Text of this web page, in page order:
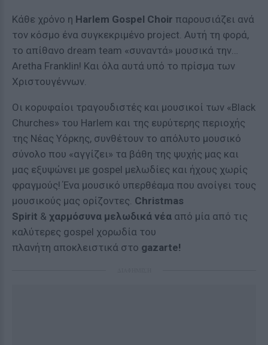
Κάθε χρόνο η Harlem Gospel Choir παρουσιάζει ανά
τον κόσμο ένα συγκεκριμένο project. Αυτή τη φορά,
το απίθανο dream team «συναντά» μουσικά την…
Aretha Franklin! Και όλα αυτά υπό το πρίσμα των
Χριστουγέννων.
Οι κορυφαίοι τραγουδιστές και μουσικοί των «Black
Churches» του Harlem και της ευρύτερης περιοχής
της Νέας Υόρκης, συνθέτουν το απόλυτο μουσικό
σύνολο που «αγγίζει» τα βάθη της ψυχής μας και
μας εξυψώνει με gospel μελωδίες και ήχους χωρίς
φραγμούς! Ένα μουσικό υπερθέαμα που ανοίγει τους
μουσικούς μας ορίζοντες. Christmas
Spirit & χαρμόσυνα μελωδικά νέα από μία από τις
καλύτερες gospel χορωδία του
πλανήτη αποκλειστικά στο gazarte!